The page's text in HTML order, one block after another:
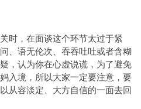
，在面谈这个环节太过于紧
、语无伦次、吞吞吐吐或者含糊
，认为你在心虚说谎，为了避免
入境，所以大家一定要注意，要
从容淡定、大方自信的一面去回